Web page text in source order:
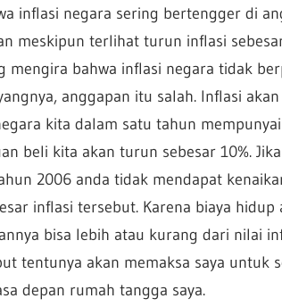
inflasi negara sering bertengger di
meskipun terlihat turun inflasi
mengira bahwa inflasi negara tidak
anggapan itu salah. Inflasi
kita dalam satu tahun
beli kita akan turun sebesar 10%.
2006 anda tidak mendapat
inflasi tersebut. Karena biaya
bisa lebih atau kurang dari nilai
tentunya akan memaksa saya untuk
depan rumah tangga saya.